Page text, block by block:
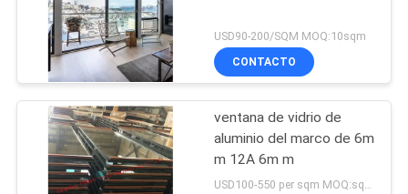
USD90-200/SQM MOQ:10sqm
CONTACTO
ventana de vidrio de
aluminio del marco de 6m
m 12A 6m m